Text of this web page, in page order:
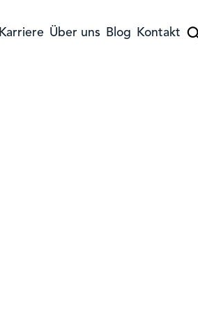
Karriere Über uns Blog Kontakt